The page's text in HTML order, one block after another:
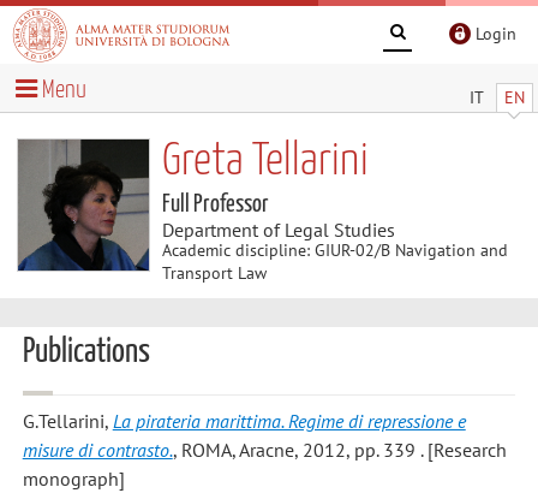
Login
IT EN
Menu
Greta Tellarini
Full Professor
Department of Legal Studies
Academic discipline: GIUR-02/B Navigation and
Transport Law
Publications
G.Tellarini, La pirateria marittima. Regime di repressione e
misure di contrasto., ROMA, Aracne, 2012, pp. 339 . [Research
monograph]